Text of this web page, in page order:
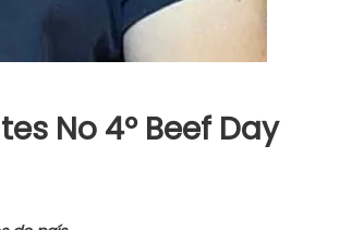
No 4º Beef Day